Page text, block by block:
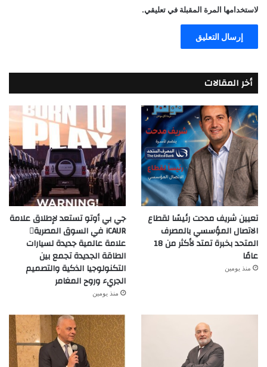
لاستخدامها المرة المقبلة في تعليقي.
أخر المقالات
تعيين شريف مدحت رئيسًا لقطاع
الاتصال المؤسسي بالمصرف
المتحد بخبرة تمتد لأكثر من 18
عامًا
منذ يومين
جي بي أوتو تستعد لإطلاق علامة
iCAUR في السوق المصرية
علامة عالمية جديدة لسيارات
الطاقة الجديدة تجمع بين
التكنولوجيا الذكية والتصميم
الجريء وروح المغامر
منذ يومين